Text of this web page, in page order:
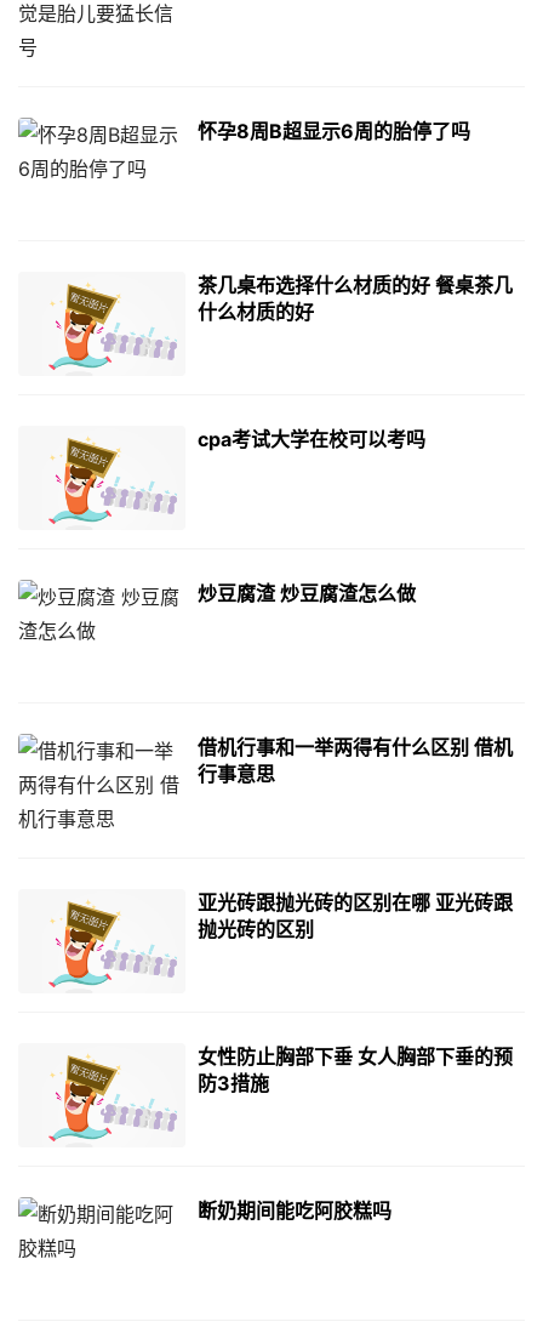
怀孕8周B超显示6周的胎停了吗
茶几桌布选择什么材质的好 餐桌茶几
什么材质的好
cpa考试大学在校可以考吗
炒豆腐渣 炒豆腐渣怎么做
借机行事和一举两得有什么区别 借机
行事意思
亚光砖跟抛光砖的区别在哪 亚光砖跟
抛光砖的区别
女性防止胸部下垂 女人胸部下垂的预
防3措施
断奶期间能吃阿胶糕吗